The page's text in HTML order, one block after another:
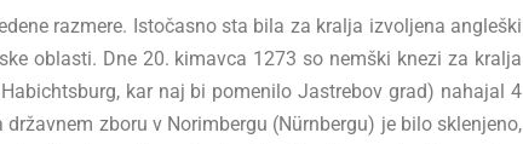
razmere. Istočasno sta bila za kralja izvoljena angleški
oblasti. Dne 20. kimavca 1273 so nemški knezi za kralja
kar naj bi pomenilo Jastrebov grad) nahajal 4
zboru v Norimbergu (Nürnbergu) je bilo sklenjeno,